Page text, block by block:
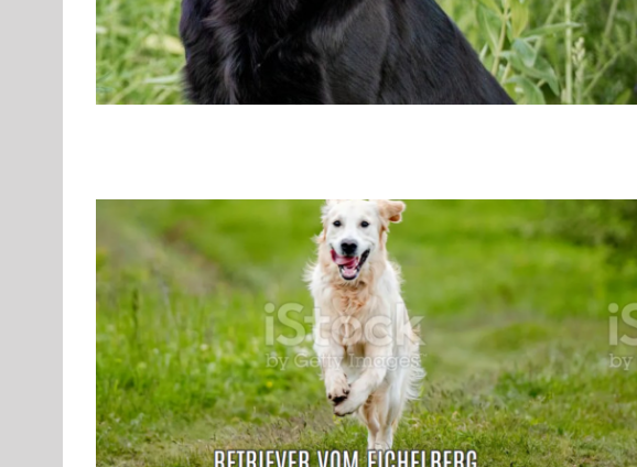
Flat Coated Retriever – Northsoul Flats
Gruppe 8 Gruppe 8-Sektion 1 Gruppe 8-Sektion 1 Züchter Flatcoated Retriever
Gruppe 8-Sektion 1-Flatcoated Retriever
Landesgruppe Retriever
Standard
Rassehunde von A bis Z Rassehundezüchter